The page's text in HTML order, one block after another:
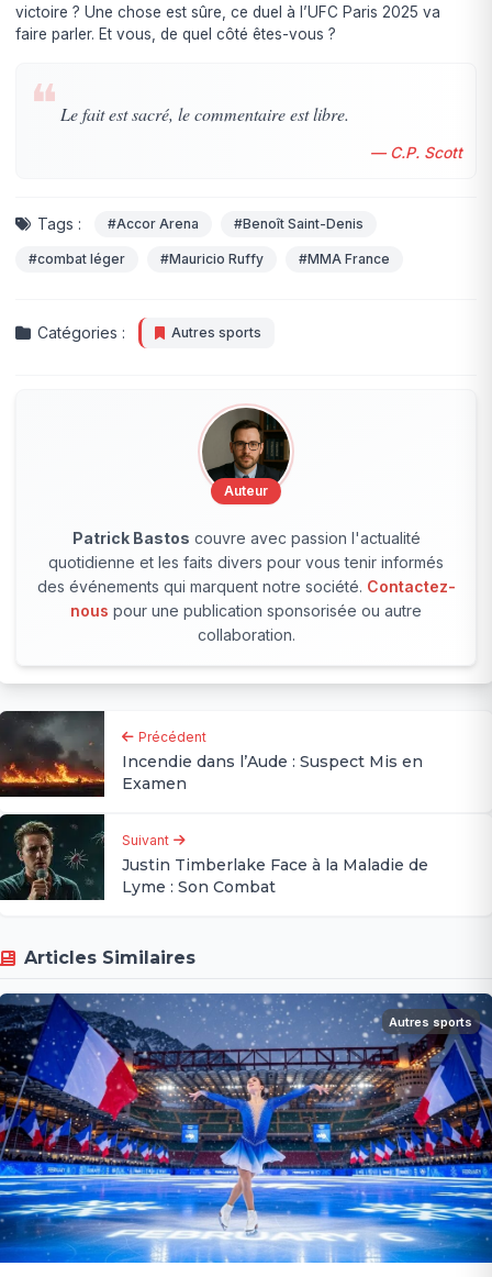
victoire ? Une chose est sûre, ce duel à l’UFC Paris 2025 va
faire parler. Et vous, de quel côté êtes-vous ?
❝ Le fait est sacré, le commentaire est libre.
— C.P. Scott
Tags : #Accor Arena #Benoît Saint-Denis
#combat léger #Mauricio Ruffy #MMA France
Catégories : Autres sports
Auteur
Patrick Bastos couvre avec passion l'actualité
quotidienne et les faits divers pour vous tenir informés
des événements qui marquent notre société. Contactez-
nous pour une publication sponsorisée ou autre
collaboration.
Précédent
Incendie dans l’Aude : Suspect Mis en
Examen
Suivant
Justin Timberlake Face à la Maladie de
Lyme : Son Combat
Articles Similaires
Autres sports